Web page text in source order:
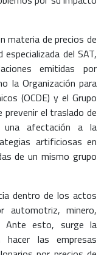
materia de precios de
del SAT,
emitidas por
la Organización para
(OCDE) y el Grupo
el traslado de
afectación a la
artificiosas en
de un mismo grupo
dentro de los actos
automotriz, minero,
Ante esto, surge la
hacer las empresas